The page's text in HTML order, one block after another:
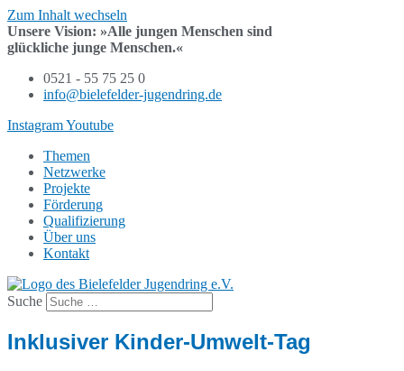
Zum Inhalt wechseln
Unsere Vision: »Alle jungen Menschen sind
glückliche junge Menschen.«
0521 - 55 75 25 0
info@bielefelder-jugendring.de
InstagramYoutube
Themen
Netzwerke
Projekte
Förderung
Qualifizierung
Über uns
Kontakt
Suche
Inklusiver Kinder-Umwelt-Tag